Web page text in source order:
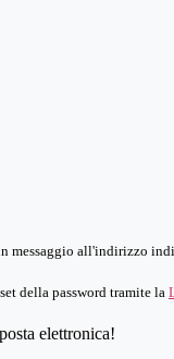
messaggio all'indirizzo
della password tramite la
elettronica!